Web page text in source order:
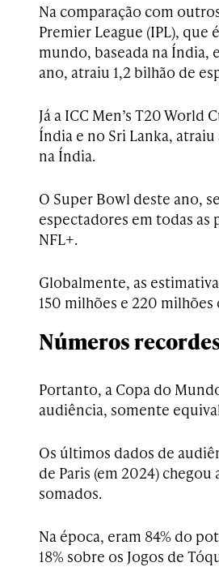
Na comparação com
Premier League (IPL),
mundo, baseada na Índia,
ano, atraiu 1,2 bilhão de
Já a ICC Men’s T20
Índia e no Sri Lanka,
na Índia.
O Super Bowl deste ano,
espectadores em todas as
NFL+.
Globalmente, as
150 milhões e 220 milhões
Números
Portanto, a Copa do
audiência, somente
Os últimos dados de
de Paris (em 2024)
somados.
Na época, eram 84% do
18% sobre os Jogos de